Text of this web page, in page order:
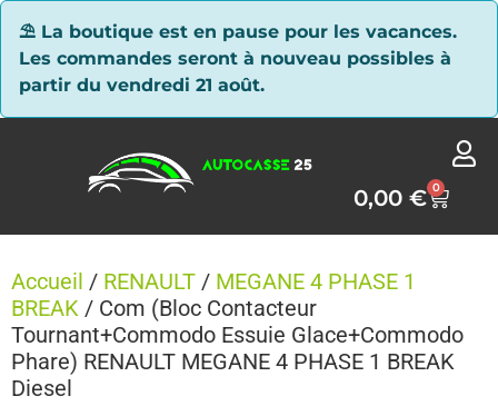
⛱ La boutique est en pause pour les vacances.
Les commandes seront à nouveau possibles à
partir du vendredi 21 août.
0,00€ 0
Accueil / RENAULT / MEGANE 4 PHASE 1
BREAK / Com (Bloc Contacteur
Tournant+Commodo Essuie Glace+Commodo
Phare) RENAULT MEGANE 4 PHASE 1 BREAK
Diesel
Panneau de gestion des cookies